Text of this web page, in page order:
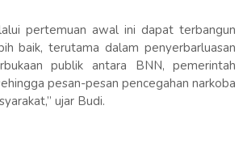
pertemuan awal ini dapat terbangun
baik, terutama dalam penyerbarluasan
publik antara BNN, pemerintah
pesan-pesan pencegahan narkoba
ujar Budi.